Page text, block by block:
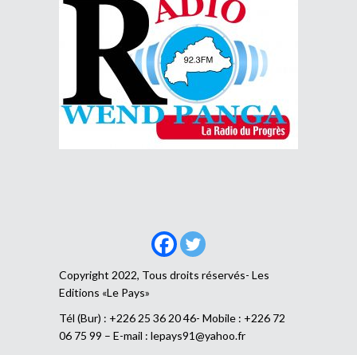
Copyright 2022, Tous droits réservés- Les
Editions «Le Pays»
Tél (Bur) : +226 25 36 20 46- Mobile : +226 72
06 75 99 – E-mail : lepays91@yahoo.fr